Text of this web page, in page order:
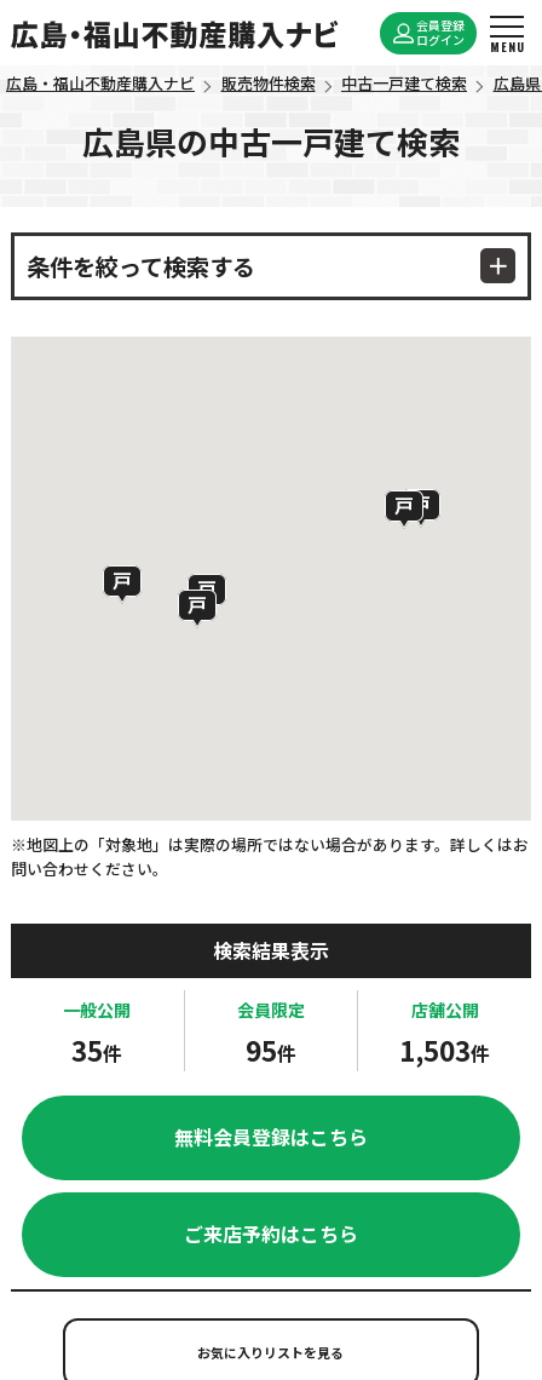
会員登録
ログイン
広島・福山不動産購入ナビ 販売物件検索 中古一戸建て検索 広島
広島県の中古一戸建て検索
条件を絞って検索する
※地図上の「対象地」は実際の場所ではない場合があります。詳しくはお
問い合わせください。
検索結果表示
一般公開
35件
会員限定
95件
店舗公開
1,503件
無料会員登録はこちら
ご来店予約はこちら
お気に入りリストを見る